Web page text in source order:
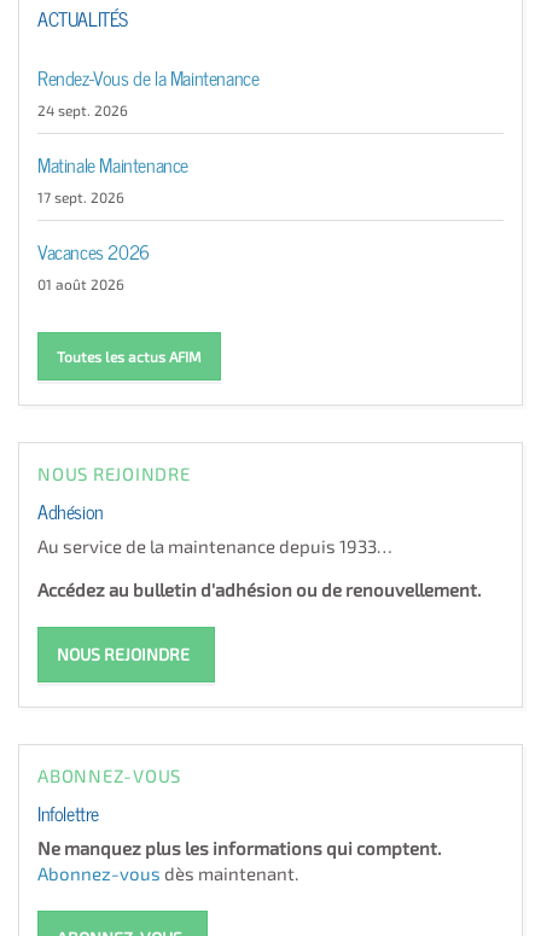
ACTUALITÉS
Rendez-Vous de la Maintenance
24 sept. 2026
Matinale Maintenance
17 sept. 2026
Vacances 2026
01 août 2026
Toutes les actus AFIM
NOUS REJOINDRE
Adhésion
Au service de la maintenance depuis 1933…
Accédez au bulletin d'adhésion ou de renouvellement.
NOUS REJOINDRE
ABONNEZ-VOUS
Infolettre
Ne manquez plus les informations qui comptent.
Abonnez-vous dès maintenant.